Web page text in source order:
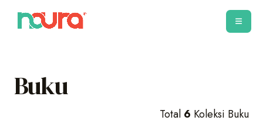
Buku
Total 6 Koleksi Buku